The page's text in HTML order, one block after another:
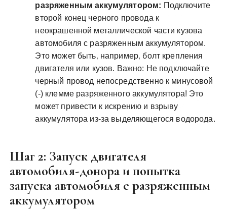
разряженным аккумулятором: Подключите
второй конец черного провода к
неокрашенной металлической части кузова
автомобиля с разряженным аккумулятором.
Это может быть‚ например‚ болт крепления
двигателя или кузов. Важно: Не подключайте
черный провод непосредственно к минусовой
(-) клемме разряженного аккумулятора! Это
может привести к искрению и взрыву
аккумулятора из-за выделяющегося водорода.
Шаг 2: Запуск двигателя
автомобиля-донора и попытка
запуска автомобиля с разряженным
аккумулятором